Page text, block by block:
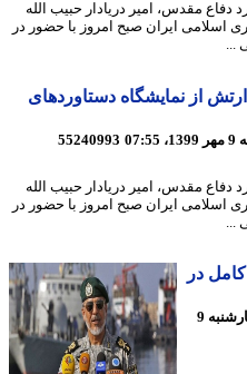
مقدس، امیر دریادار حبیب الله
ایران صبح امروز با حضور در
از نمایشگاه دستاوردهای
55240993
مقدس، امیر دریادار حبیب الله
ایران صبح امروز با حضور در
در
71 ماه پیش - چهارشنبه 9